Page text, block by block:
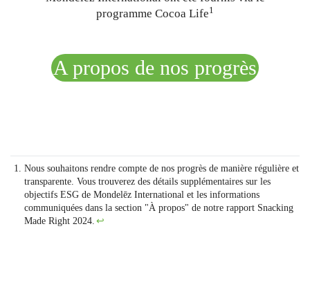
programme Cocoa Life1
A propos de nos progrès
Nous souhaitons rendre compte de nos progrès de manière régulière et
transparente. Vous trouverez des détails supplémentaires sur les
objectifs ESG de Mondelēz International et les informations
communiquées dans la section "À propos" de notre rapport Snacking
Made Right 2024. ↩